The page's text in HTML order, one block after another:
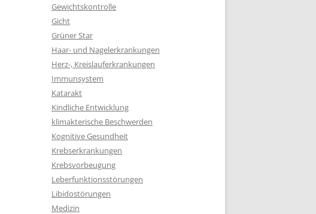
Gewichtskontrolle
Gicht
Grüner Star
Haar- und Nagelerkrankungen
Herz-, Kreislauferkrankungen
Immunsystem
Katarakt
Kindliche Entwicklung
klimakterische Beschwerden
Kognitive Gesundheit
Krebserkrankungen
Krebsvorbeugung
Leberfunktionsstörungen
Libidostörungen
Medizin